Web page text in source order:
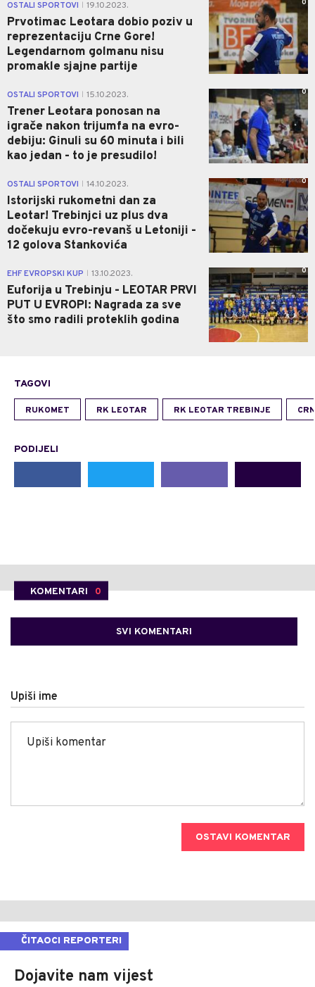
OSTALI SPORTOVI 19.10.2023.
Prvotimac Leotara dobio poziv u
reprezentaciju Crne Gore!
Legendarnom golmanu nisu
promakle sjajne partije
0
OSTALI SPORTOVI 15.10.2023.
Trener Leotara ponosan na
igrače nakon trijumfa na evro-
debiju: Ginuli su 60 minuta i bili
kao jedan - to je presudilo!
0
OSTALI SPORTOVI 14.10.2023.
Istorijski rukometni dan za
Leotar! Trebinjci uz plus dva
dočekuju evro-revanš u Letoniji -
12 golova Stankovića
0
EHF EVROPSKI KUP 13.10.2023.
Euforija u Trebinju - LEOTAR PRVI
PUT U EVROPI: Nagrada za sve
što smo radili proteklih godina
0
TAGOVI
RUKOMET RK LEOTAR RK LEOTAR TREBINJE
PODIJELI
KOMENTARI 0
SVI KOMENTARI
Upiši ime
OSTAVI KOMENTAR
ČITAOCI REPORTERI
Dojavite nam vijest